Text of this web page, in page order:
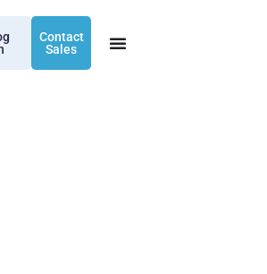
Contact
Sales